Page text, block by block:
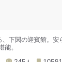
、下関の迎賓館。
能。